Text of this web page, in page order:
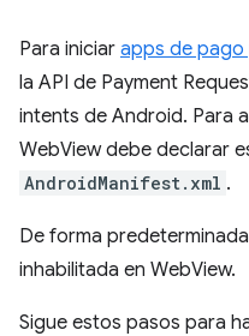
Para iniciar apps de
la API de Payment
intents de Android. Para
WebView debe declarar
AndroidManifest.xml .
De forma
inhabilitada en WebView.
Sigue estos pasos para